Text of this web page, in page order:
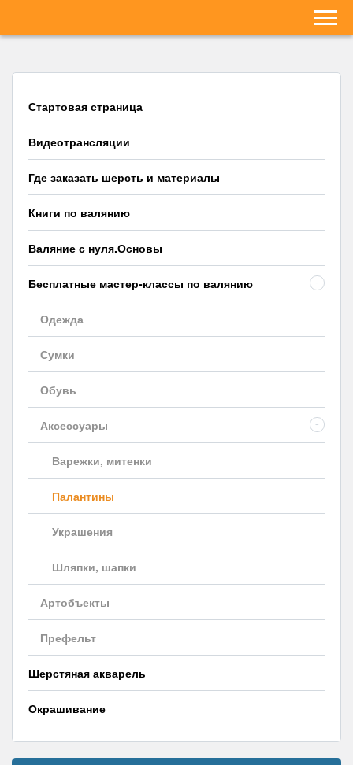
Стартовая страница
Видеотрансляции
Где заказать шерсть и материалы
Книги по валянию
Валяние с нуля.Основы
Бесплатные мастер-классы по валянию -
Одежда
Сумки
Обувь
Аксессуары -
Варежки, митенки
Палантины
Украшения
Шляпки, шапки
Артобъекты
Префельт
Шерстяная акварель
Окрашивание